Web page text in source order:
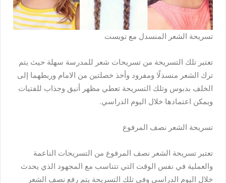
تسريحة الشعر المنسدل مع تويست
تعتبر تلك التسريحة من تسريحات شعر للمدرسة سهلة حيث يتم
ترك الشعر منسدلًا ومفرود وأخذ خصلتين من الامام وربطهما إلى
الخلف بدبوس وتلك التسريحة تعطي مظهر أنيق وجذاب للفتيات
ويمكن اعتمادها خلال اليوم الدراسي.
تسريحة الشعر نصف المرفوع
تعتبر تسريحة الشعر نصف المرفوع من التسريحات الناعمة
والعملية في نفس الوقت التي تتناسب مع المجهود الذي يحدث
خلال اليوم الدراسي وفي تلك التسريحة يتم رفع نصف الشعر